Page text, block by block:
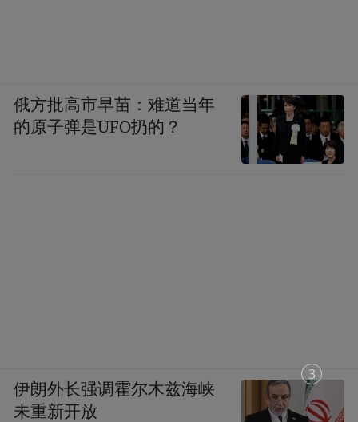
1
俄方批高市早苗：难道当年
的原子弹是UFO扔的？
伊朗外长强调霍尔木兹海峡
未重新开放